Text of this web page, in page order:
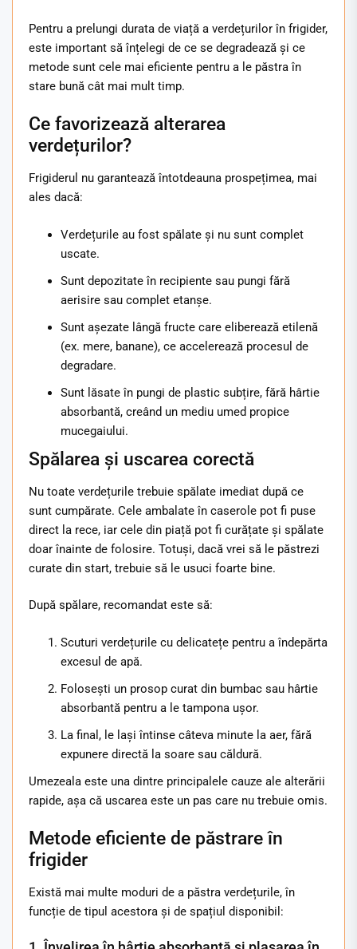
Pentru a prelungi durata de viață a verdețurilor în frigider,
este important să înțelegi de ce se degradează și ce
metode sunt cele mai eficiente pentru a le păstra în
stare bună cât mai mult timp.
Ce favorizează alterarea
verdețurilor?
Frigiderul nu garantează întotdeauna prospețimea, mai
ales dacă:
Verdețurile au fost spălate și nu sunt complet
uscate.
Sunt depozitate în recipiente sau pungi fără
aerisire sau complet etanșe.
Sunt așezate lângă fructe care eliberează etilenă
(ex. mere, banane), ce accelerează procesul de
degradare.
Sunt lăsate în pungi de plastic subțire, fără hârtie
absorbantă, creând un mediu umed propice
mucegaiului.
Spălarea și uscarea corectă
Nu toate verdețurile trebuie spălate imediat după ce
sunt cumpărate. Cele ambalate în caserole pot fi puse
direct la rece, iar cele din piață pot fi curățate și spălate
doar înainte de folosire. Totuși, dacă vrei să le păstrezi
curate din start, trebuie să le usuci foarte bine.
După spălare, recomandat este să:
Scuturi verdețurile cu delicatețe pentru a îndepărta
excesul de apă.
Folosești un prosop curat din bumbac sau hârtie
absorbantă pentru a le tampona ușor.
La final, le lași întinse câteva minute la aer, fără
expunere directă la soare sau căldură.
Umezeala este una dintre principalele cauze ale alterării
rapide, așa că uscarea este un pas care nu trebuie omis.
Metode eficiente de păstrare în
frigider
Există mai multe moduri de a păstra verdețurile, în
funcție de tipul acestora și de spațiul disponibil: